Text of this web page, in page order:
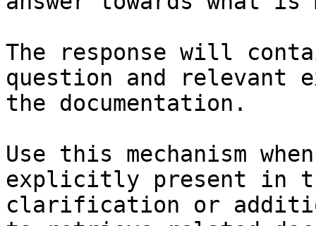
The response will
question and relevant
the documentation.
Use this mechanism
explicitly present in
clarification or